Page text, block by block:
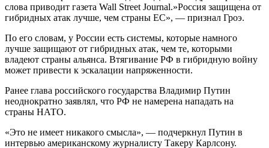
слова приводит газета Wall Street Journal.»Россия защищена от
гибридных атак лучше, чем страны ЕС», — признал Гроэ.
По его словам, у России есть системы, которые намного
лучше защищают от гибридных атак, чем те, которыми
владеют страны альянса. Втягивание РФ в гибридную войну
может привести к эскалации напряженности.
Ранее глава российского государства Владимир Путин
неоднократно заявлял, что РФ не намерена нападать на
страны НАТО.
«Это не имеет никакого смысла», — подчеркнул Путин в
интервью американскому журналисту Такеру Карлсону.